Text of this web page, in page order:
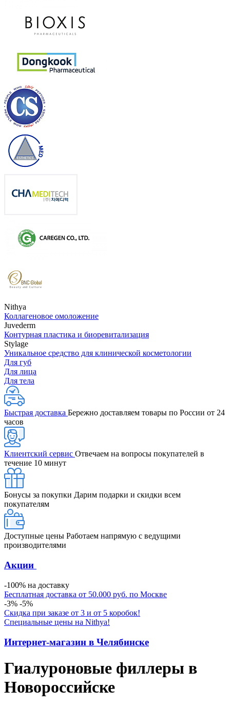
Nithya
Коллагеновое омоложение
Juvederm
Контурная пластика и биоревитализация
Stylage
Уникальное средство для клинической косметологии
Для губ
Для лица
Для тела
Быстрая доставка Бережно доставляем товары по России от 24
часов
Клиентский сервис Отвечаем на вопросы покупателей в
течение 10 минут
Бонусы за покупки Дарим подарки и скидки всем
покупателям
Доступные цены Работаем напрямую с ведущими
производителями
Акции
-100% на доставку
Бесплатная доставка от 50.000 руб. по Москве
-3% -5%
Скидка при заказе от 3 и от 5 коробок!
Специальные цены на Nithya!
Интернет-магазин в Челябинске
Гиалуроновые филлеры в
Новороссийске